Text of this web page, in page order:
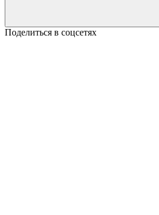
Поделиться в соцсетях